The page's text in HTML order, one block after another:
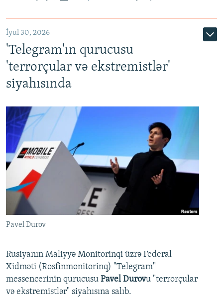
İyul 30, 2026
'Telegram'ın qurucusu
'terrorçular və ekstremistlər'
siyahısında
Pavel Durov
Rusiyanın Maliyyə Monitorinqi üzrə Federal
Xidməti (Rosfinmonitorinq) "Telegram"
messencerinin qurucusu Pavel Durovu "terrorçular
və ekstremistlər" siyahısına salıb.